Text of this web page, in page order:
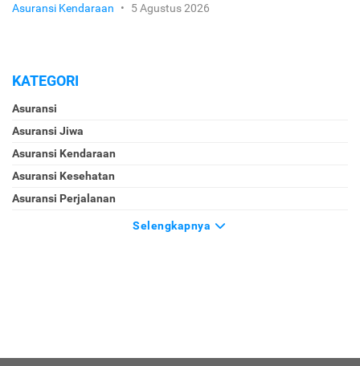
Asuransi Kendaraan • 5 Agustus 2026
KATEGORI
Asuransi
Asuransi Jiwa
Asuransi Kendaraan
Asuransi Kesehatan
Asuransi Perjalanan
Selengkapnya